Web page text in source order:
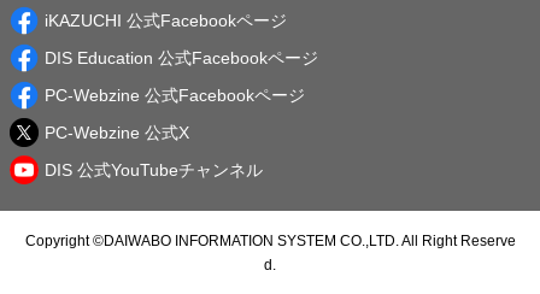
iKAZUCHI 公式Facebookページ
DIS Education 公式Facebookページ
PC-Webzine 公式Facebookページ
PC-Webzine 公式X
DIS 公式YouTubeチャンネル
Copyright ©DAIWABO INFORMATION SYSTEM CO.,LTD. All Right Reserve
d.